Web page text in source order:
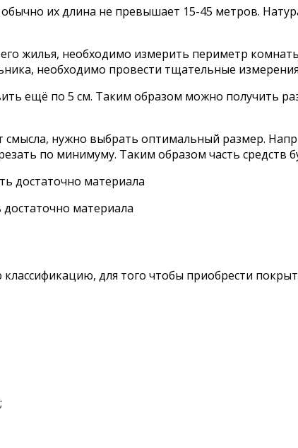
их длина не превышает 15-45 метров.
жилья, необходимо измерить периметр
необходимо провести тщательные
ещё по 5 см. Таким образом можно получить
смысла, нужно выбрать оптимальный размер.
по минимуму. Таким образом часть средств
материала
для того чтобы приобрести